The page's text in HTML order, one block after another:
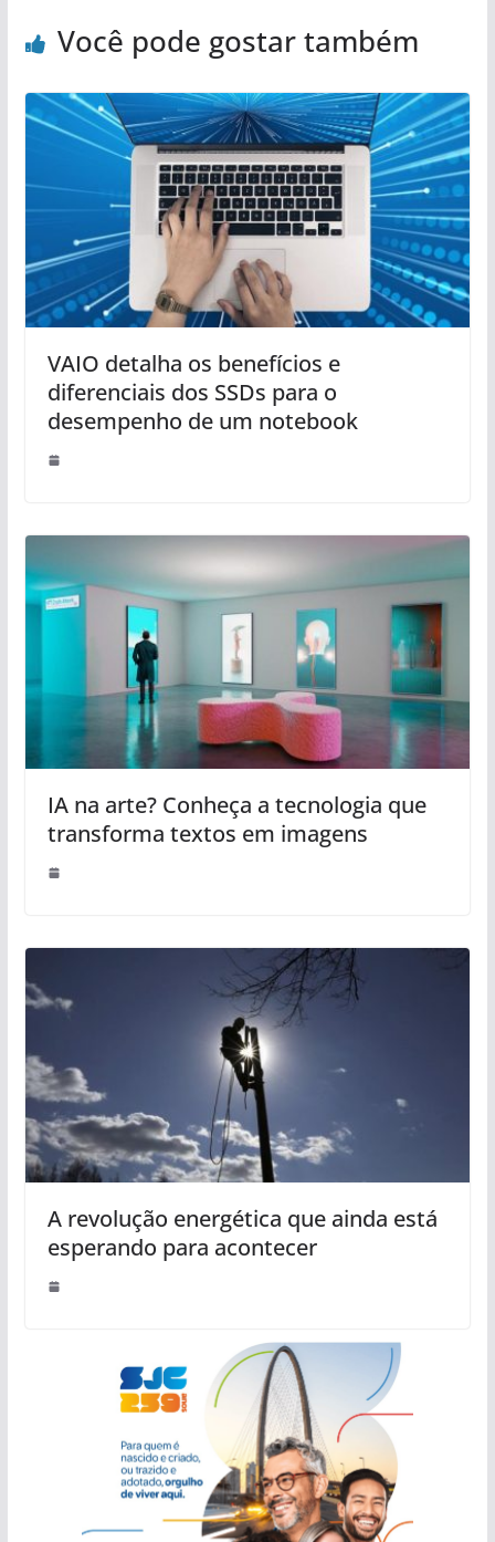
Você pode gostar também
VAIO detalha os benefícios e
diferenciais dos SSDs para o
desempenho de um notebook
IA na arte? Conheça a tecnologia que
transforma textos em imagens
A revolução energética que ainda está
esperando para acontecer